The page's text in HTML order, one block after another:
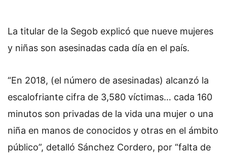
La titular de la Segob explicó que nueve mujeres
y niñas son asesinadas cada día en el país.
“En 2018, (el número de asesinadas) alcanzó la
escalofriante cifra de 3,580 víctimas… cada 160
minutos son privadas de la vida una mujer o una
niña en manos de conocidos y otras en el ámbito
público”, detalló Sánchez Cordero, por “falta de